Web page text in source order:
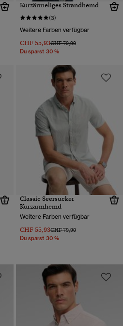
Kurzärmeliges Strandhemd
(3)
Weitere Farben verfügbar
CHF 55,93Preis wurde reduziert von
CHF 79,90bis
Du sparst 30 %
Classic Seersucker
Kurzarmhemd
Weitere Farben verfügbar
CHF 55,93Preis wurde reduziert von
CHF 79,90bis
Du sparst 30 %